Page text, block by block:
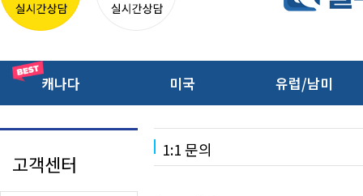
캐나다 미국 유럽/남미
고객센터
1:1 문의